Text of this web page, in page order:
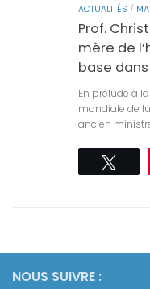
ACTUALITÉS /
Prof.
mère de
base
En prélude à
mondiale de
ancien
NOUS SUIVRE :